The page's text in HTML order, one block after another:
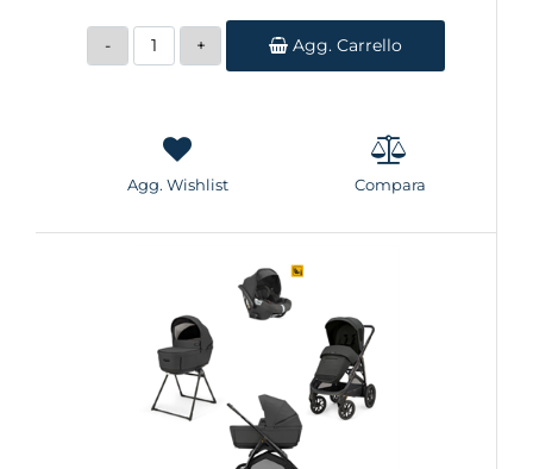
Quantità
Agg. Carrello
Agg. Wishlist Compara